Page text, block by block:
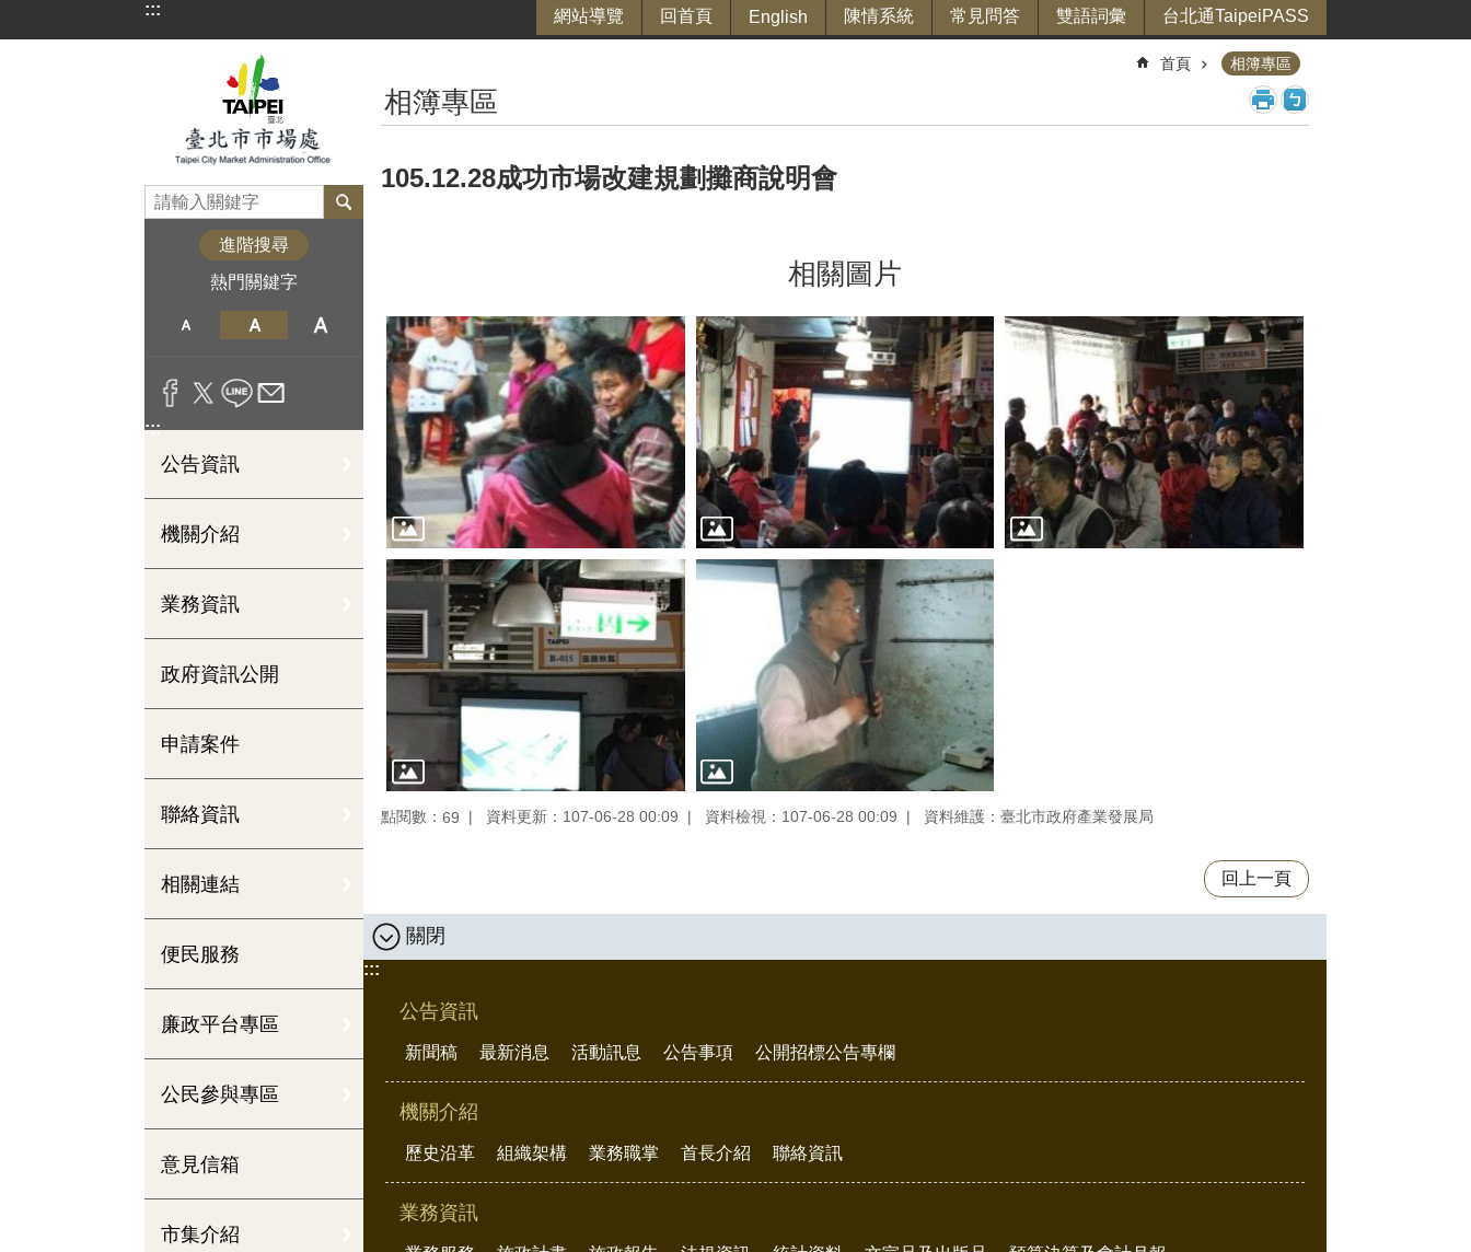
跳到主要內容區塊
::: 網站導覽 回首頁 English 陳情系統 常見問答 雙語詞彙 台北通TaipeiPASS
進階搜尋
熱門關鍵字
:::
公告資訊
機關介紹
業務資訊
政府資訊公開
申請案件
聯絡資訊
相關連結
便民服務
廉政平台專區
公民參與專區
意見信箱
市集介紹
首頁 相簿專區
相簿專區
105.12.28成功市場改建規劃攤商說明會
相關圖片
點閱數： 69 資料更新：107-06-28 00:09 資料檢視：107-06-28 00:09 資料維護：臺北市政府產業發展局
回上一頁
關閉
:::
公告資訊
新聞稿 最新消息 活動訊息 公告事項 公開招標公告專欄
機關介紹
歷史沿革 組織架構 業務職掌 首長介紹 聯絡資訊
業務資訊